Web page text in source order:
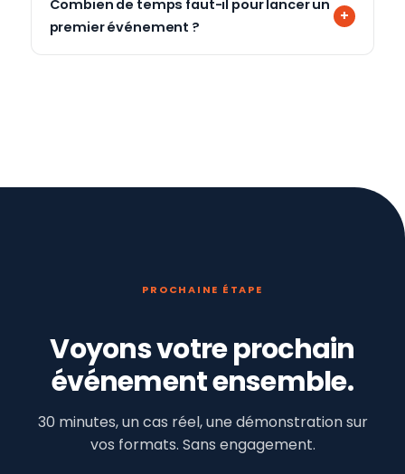
Combien de temps faut-il pour lancer un
premier événement ?
PROCHAINE ÉTAPE
Voyons votre prochain
événement ensemble.
30 minutes, un cas réel, une démonstration sur
vos formats. Sans engagement.